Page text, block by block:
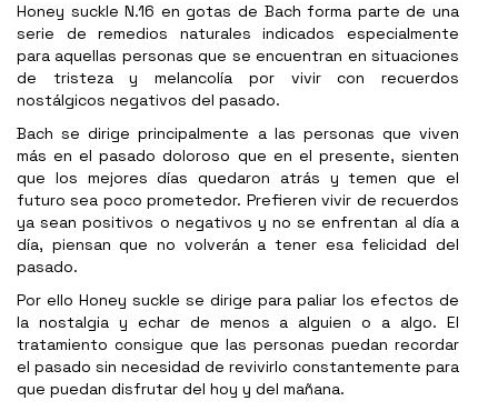
Honey suckle N.16 en gotas de Bach forma parte de una
serie de remedios naturales indicados especialmente
para aquellas personas que se encuentran en situaciones
de tristeza y melancolía por vivir con recuerdos
nostálgicos negativos del pasado.
Bach se dirige principalmente a las personas que viven
más en el pasado doloroso que en el presente, sienten
que los mejores días quedaron atrás y temen que el
futuro sea poco prometedor. Prefieren vivir de recuerdos
ya sean positivos o negativos y no se enfrentan al día a
día, piensan que no volverán a tener esa felicidad del
pasado.
Por ello Honey suckle se dirige para paliar los efectos de
la nostalgia y echar de menos a alguien o a algo. El
tratamiento consigue que las personas puedan recordar
el pasado sin necesidad de revivirlo constantemente para
que puedan disfrutar del hoy y del mañana.